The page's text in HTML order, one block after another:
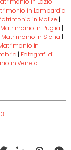
in Lazio
in Lombardia
in Molise |
in Puglia |
Matrimonio in Sicilia |
in
| Fotografi di
in Veneto